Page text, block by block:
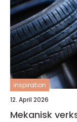
inspiration
12. April 2026
Mekanisk